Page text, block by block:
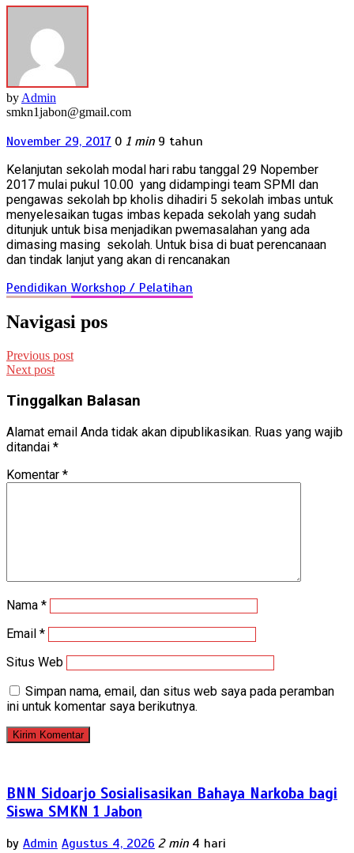
by Admin
smkn1jabon@gmail.com
November 29, 2017 0 1 min 9 tahun
Kelanjutan sekolah modal hari rabu tanggal 29 Nopember
2017 mulai pukul 10.00 yang didampingi team SPMI dan
pengawas sekolah bp kholis dihadiri 5 sekolah imbas untuk
menyelesaikan tugas imbas kepada sekolah yang sudah
ditunjuk untuk bisa menjadikan pwemasalahan yang ada
dimasing masing sekolah. Untuk bisa di buat perencanaan
dan tindak lanjut yang akan di rencanakan
Pendidikan Workshop / Pelatihan
Navigasi pos
Previous post
Next post
Tinggalkan Balasan
Alamat email Anda tidak akan dipublikasikan. Ruas yang wajib
ditandai *
Komentar *
Nama *
Email *
Situs Web
Simpan nama, email, dan situs web saya pada peramban
ini untuk komentar saya berikutnya.
BNN Sidoarjo Sosialisasikan Bahaya Narkoba bagi
Siswa SMKN 1 Jabon
by Admin Agustus 4, 2026 2 min 4 hari